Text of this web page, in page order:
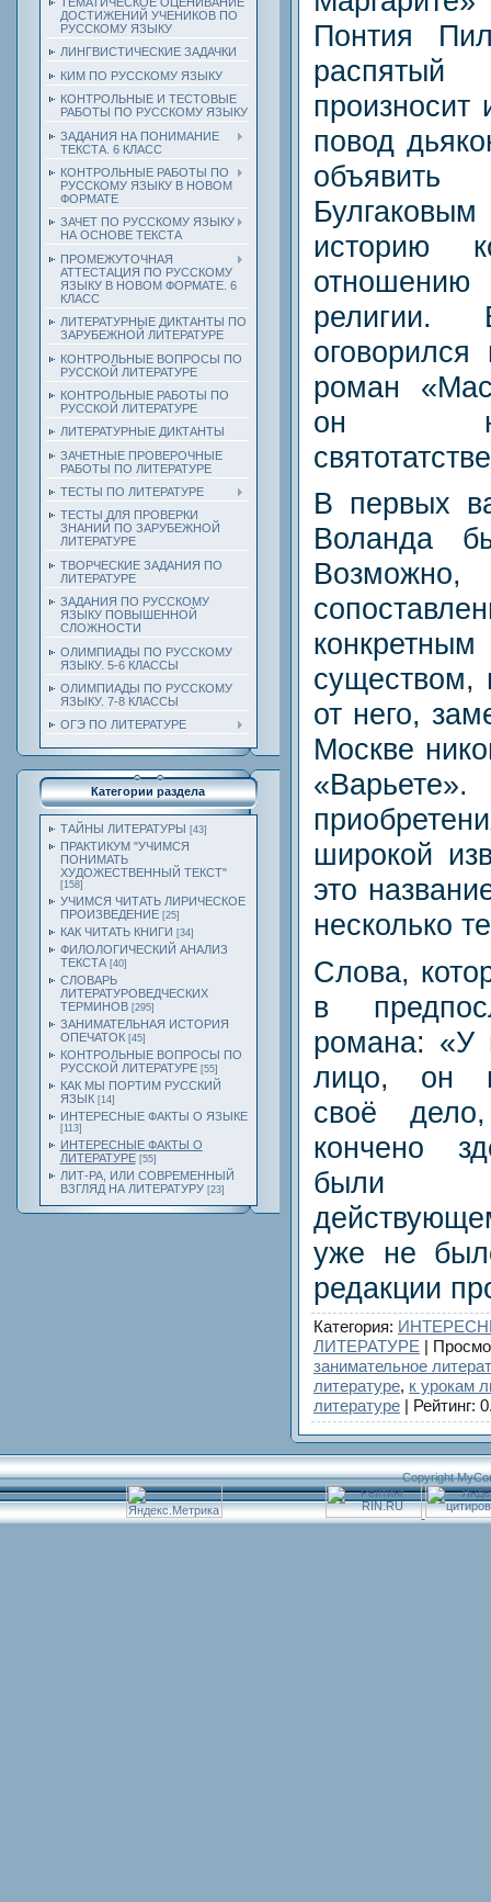
ДОСТИЖЕНИЙ УЧЕНИКОВ ПО
РУССКОМУ ЯЗЫКУ
ЛИНГВИСТИЧЕСКИЕ ЗАДАЧКИ
КИМ ПО РУССКОМУ ЯЗЫКУ
КОНТРОЛЬНЫЕ И ТЕСТОВЫЕ
РАБОТЫ ПО РУССКОМУ ЯЗЫКУ
ЗАДАНИЯ НА ПОНИМАНИЕ
ТЕКСТА. 6 КЛАСС
КОНТРОЛЬНЫЕ РАБОТЫ ПО
РУССКОМУ ЯЗЫКУ В НОВОМ
ФОРМАТЕ
ЗАЧЕТ ПО РУССКОМУ ЯЗЫКУ
НА ОСНОВЕ ТЕКСТА
ПРОМЕЖУТОЧНАЯ
АТТЕСТАЦИЯ ПО РУССКОМУ
ЯЗЫКУ В НОВОМ ФОРМАТЕ. 6
КЛАСС
ЛИТЕРАТУРНЫЕ ДИКТАНТЫ ПО
ЗАРУБЕЖНОЙ ЛИТЕРАТУРЕ
КОНТРОЛЬНЫЕ ВОПРОСЫ ПО
РУССКОЙ ЛИТЕРАТУРЕ
КОНТРОЛЬНЫЕ РАБОТЫ ПО
РУССКОЙ ЛИТЕРАТУРЕ
ЛИТЕРАТУРНЫЕ ДИКТАНТЫ
ЗАЧЕТНЫЕ ПРОВЕРОЧНЫЕ
РАБОТЫ ПО ЛИТЕРАТУРЕ
ТЕСТЫ ПО ЛИТЕРАТУРЕ
ТЕСТЫ ДЛЯ ПРОВЕРКИ
ЗНАНИЙ ПО ЗАРУБЕЖНОЙ
ЛИТЕРАТУРЕ
ТВОРЧЕСКИЕ ЗАДАНИЯ ПО
ЛИТЕРАТУРЕ
ЗАДАНИЯ ПО РУССКОМУ
ЯЗЫКУ ПОВЫШЕННОЙ
СЛОЖНОСТИ
ОЛИМПИАДЫ ПО РУССКОМУ
ЯЗЫКУ. 5-6 КЛАССЫ
ОЛИМПИАДЫ ПО РУССКОМУ
ЯЗЫКУ. 7-8 КЛАССЫ
ОГЭ ПО ЛИТЕРАТУРЕ
Категории раздела
ТАЙНЫ ЛИТЕРАТУРЫ [43]
ПРАКТИКУМ "УЧИМСЯ
ПОНИМАТЬ
ХУДОЖЕСТВЕННЫЙ ТЕКСТ"
[158]
УЧИМСЯ ЧИТАТЬ ЛИРИЧЕСКОЕ
ПРОИЗВЕДЕНИЕ [25]
КАК ЧИТАТЬ КНИГИ [34]
ФИЛОЛОГИЧЕСКИЙ АНАЛИЗ
ТЕКСТА [40]
СЛОВАРЬ
ЛИТЕРАТУРОВЕДЧЕСКИХ
ТЕРМИНОВ [295]
ЗАНИМАТЕЛЬНАЯ ИСТОРИЯ
ОПЕЧАТОК [45]
КОНТРОЛЬНЫЕ ВОПРОСЫ ПО
РУССКОЙ ЛИТЕРАТУРЕ [55]
КАК МЫ ПОРТИМ РУССКИЙ
ЯЗЫК [14]
ИНТЕРЕСНЫЕ ФАКТЫ О ЯЗЫКЕ
[113]
ИНТЕРЕСНЫЕ ФАКТЫ О
ЛИТЕРАТУРЕ [55]
ЛИТ-РА, ИЛИ СОВРЕМЕННЫЙ
ВЗГЛЯД НА ЛИТЕРАТУРУ [23]
Понтия
повод
историю
религии.
роман
он
В первых
Воланда
существом,
от него,
Москве
широкой
это
несколько
Слова,
в
романа: «У
лицо, он
своё
кончено
были
уже не
редакции
Категория:
ЛИТЕРАТУРЕ |
занимательное
литературе, к урокам
литературе | Рейтинг:
Copyright